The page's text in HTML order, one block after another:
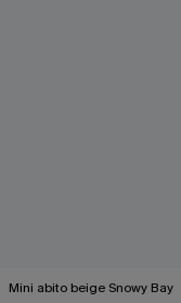
Mini abito beige Snowy Bay